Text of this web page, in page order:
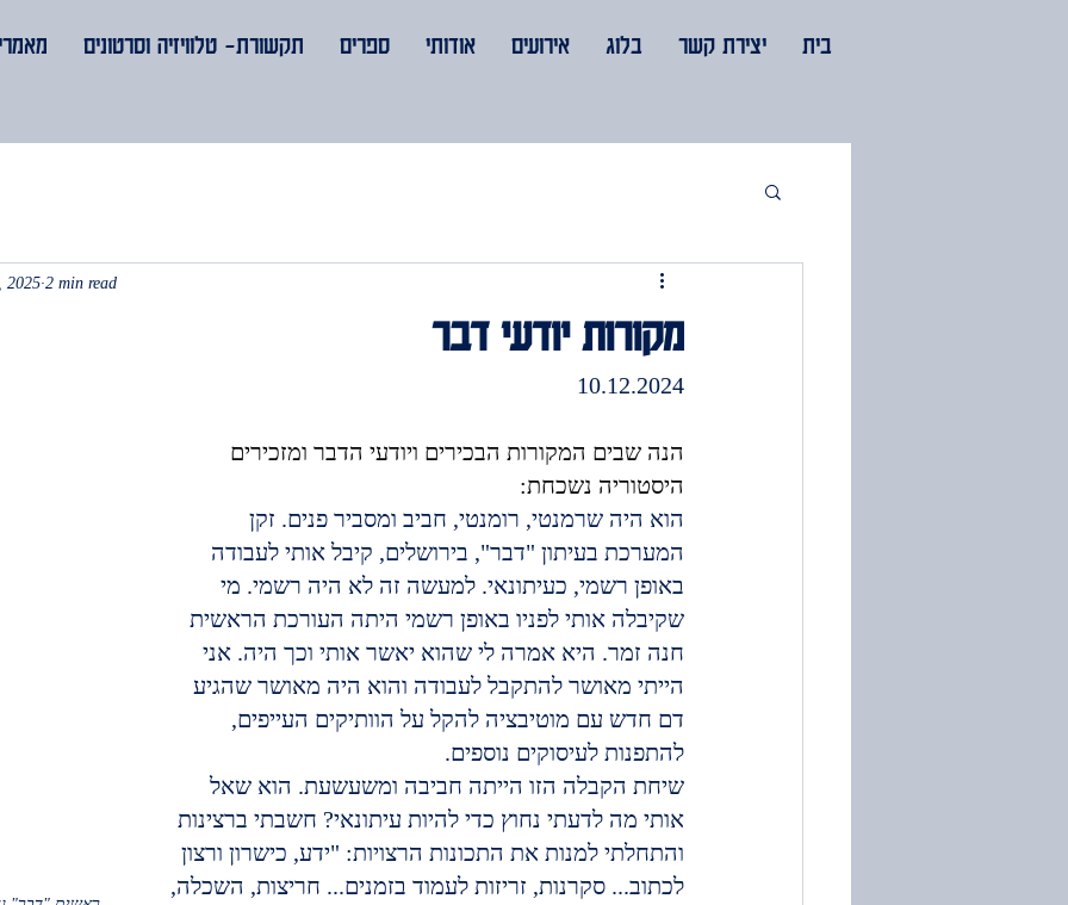
תקשורת- טלוויזיה וסרטונים ספרים אודותי אירועים בלוג יצירת קשר בית
מקורות יודעי דבר
2025 2 min read
10.12.2024
הנה שבים המקורות הבכירים ויודעי הדבר ומזכירים
היסטוריה נשכחת:
הוא היה שרמנטי, רומנטי, חביב ומסביר פנים. זקן
המערכת בעיתון "דבר", בירושלים, קיבל אותי לעבודה
באופן רשמי, כעיתונאי. למעשה זה לא היה רשמי. מי
שקיבלה אותי לפניו באופן רשמי היתה העורכת הראשית
חנה זמר. היא אמרה לי שהוא יאשר אותי וכך היה. אני
הייתי מאושר להתקבל לעבודה והוא היה מאושר שהגיע
דם חדש עם מוטיבציה להקל על הוותיקים העייפים,
להתפנות לעיסוקים נוספים.
שיחת הקבלה הזו הייתה חביבה ומשעשעת. הוא שאל
אותי מה לדעתי נחוץ כדי להיות עיתונאי? חשבתי ברצינות
והתחלתי למנות את התכונות הרצויות: "ידע, כישרון ורצון
לכתוב... סקרנות, זריזות לעמוד בזמנים... חריצות, השכלה,